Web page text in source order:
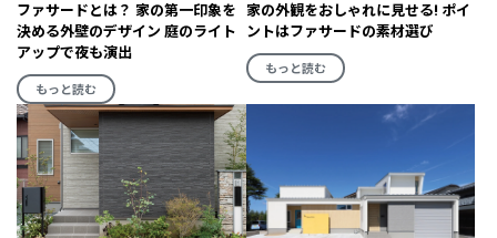
ファサードとは？ 家の第一印象を
決める外壁のデザイン 庭のライト
アップで夜も演出
もっと読む
家の外観をおしゃれに見せる! ポイ
ントはファサードの素材選び
もっと読む